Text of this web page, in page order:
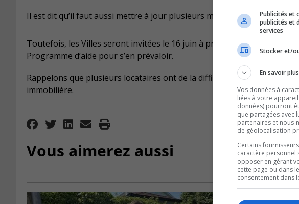
Il est dit qu’il faut aussi mettre à jour plusieurs modalités de ce
Toutefois, les Villes seront invitées le 16 juin à prendre part à un
Programme d’aide pour s’en prévaloir.
Rappelons que plusieurs locataires ont de la difficulté à trouver du
immobilière.
Vous aimerez aussi
Publicités et
publicités et
services
Stocker et/
En savoir plus
Vos données à
liées à votre
données) pourront
que partagées avec
partenaires et nous-
de géolocalisation
Certains
caractère personnel
opposer en gérant
cette page ou dans
consentement dans